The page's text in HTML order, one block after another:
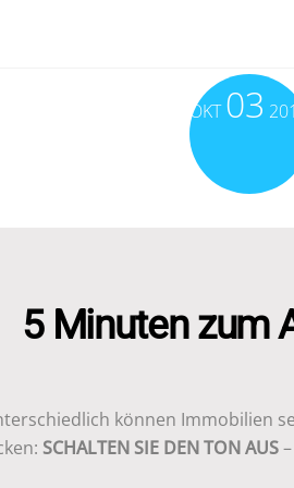
OKT 03
5 Minuten zum
können Immobilien
SCHALTEN SIE DEN TON AUS